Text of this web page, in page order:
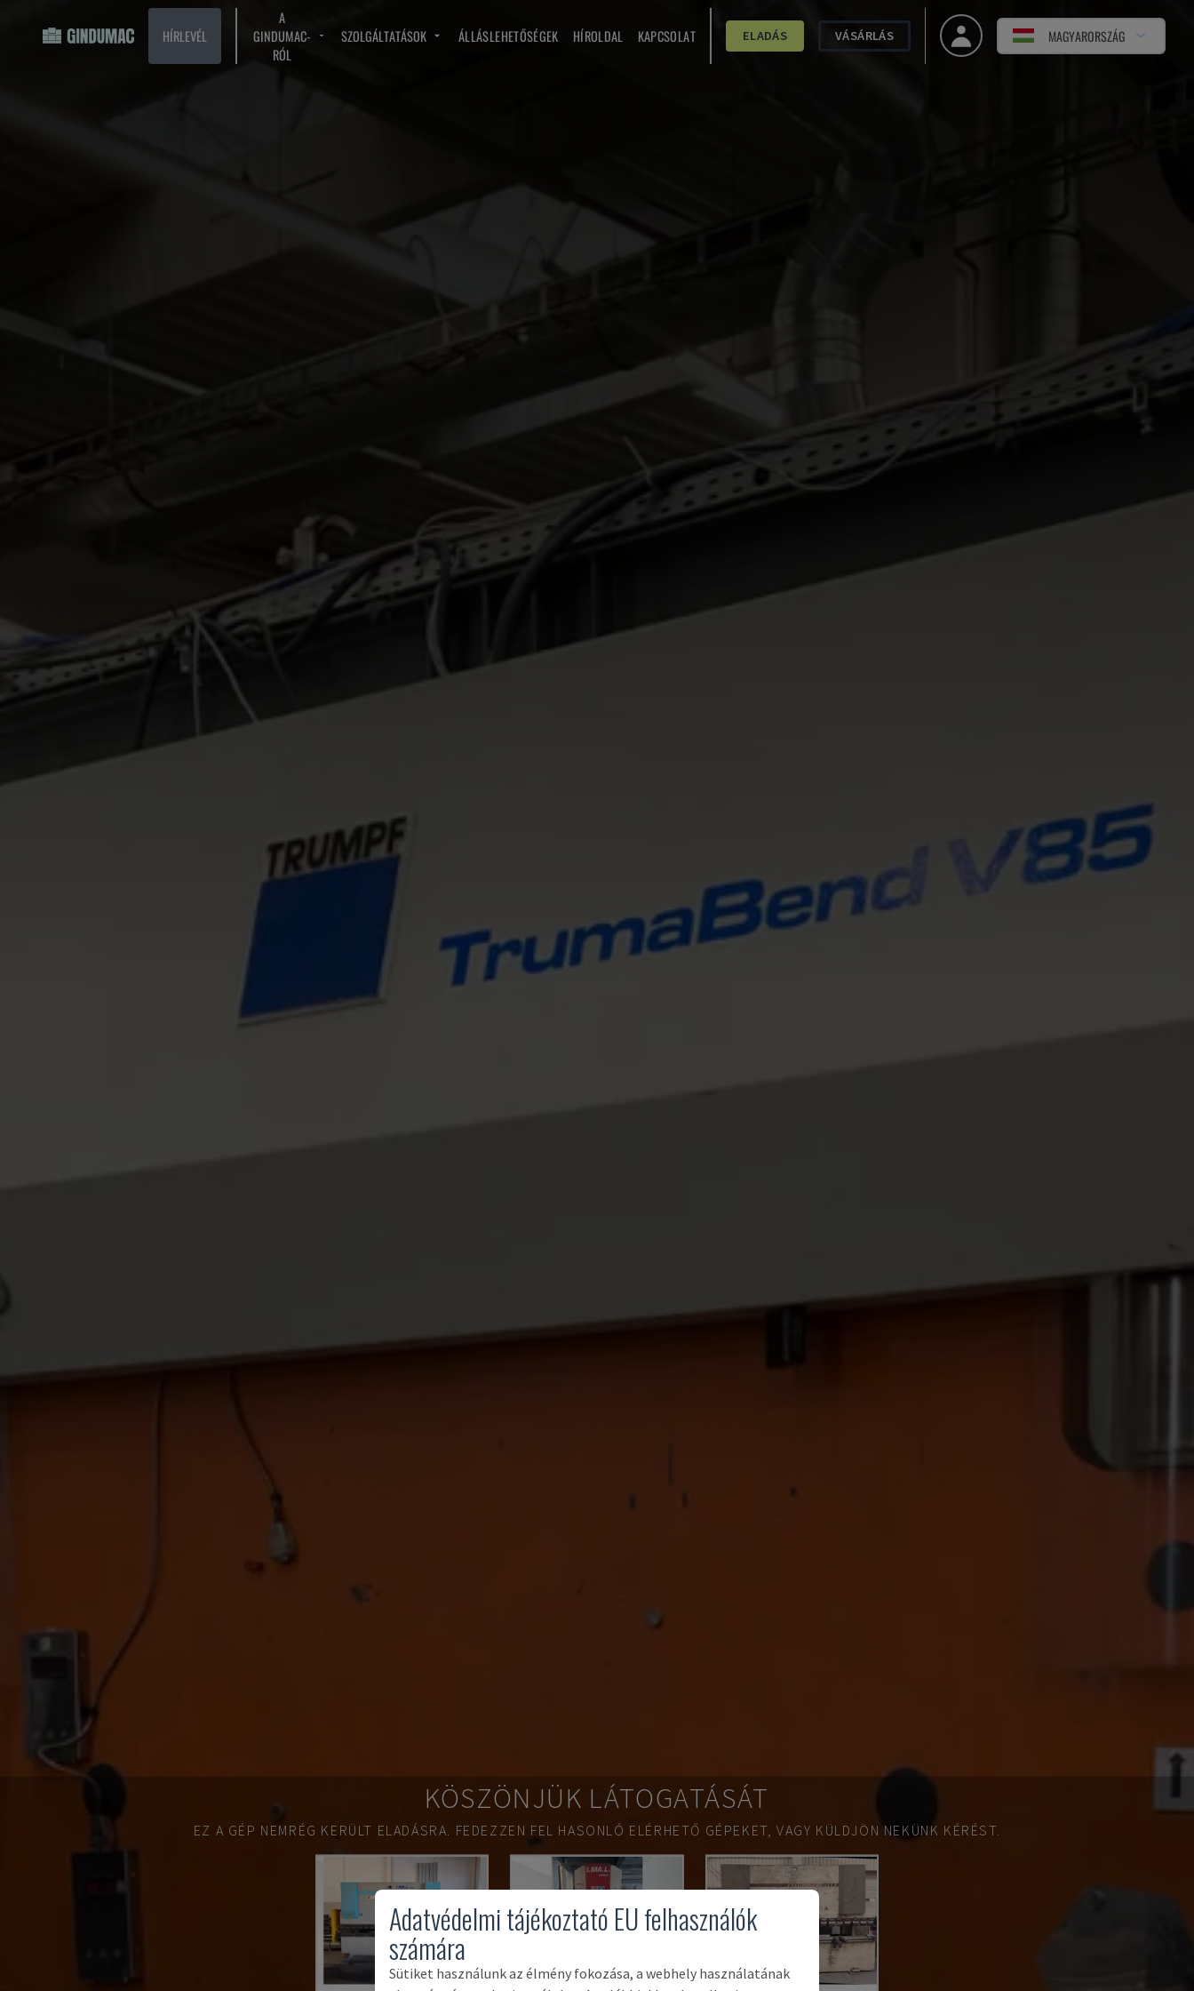
HÍRLEVÉL
A
GINDUMAC-
RÓL
SZOLGÁLTATÁSOK ÁLLÁSLEHETŐSÉGEK HÍROLDAL KAPCSOLAT ELADÁS VÁSÁRLÁS MAGYARORSZÁG
KÖSZÖNJÜK LÁTOGATÁSÁT
EZ A GÉP NEMRÉG KERÜLT ELADÁSRA. FEDEZZEN FEL HASONLÓ ELÉRHETŐ GÉPEKET, VAGY KÜLDJÖN NEKÜNK KÉRÉST.
Adatvédelmi tájékoztató EU felhasználók
számára
Sütiket használunk az élmény fokozása, a webhely használatának